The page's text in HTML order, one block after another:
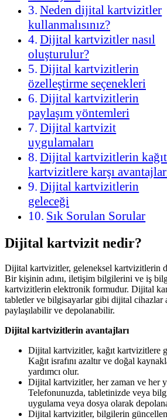
Neden dijital kartvizitler
kullanmalısınız?
Dijital kartvizitler nasıl
oluşturulur?
Dijital kartvizitlerin
özelleştirme seçenekleri
Dijital kartvizitlerin
paylaşım yöntemleri
Dijital kartvizit
uygulamaları
Dijital kartvizitlerin kağıt
kartvizitlere karşı
Dijital kartvizitlerin
geleceği
Sık Sorulan Sorular
Dijital kartvizit nedir?
Dijital kartvizitler, geleneksel kartvizitlerin
Bir kişinin adını, iletişim bilgilerini ve iş
kartvizitlerin elektronik formudur. Dijital
tabletler ve bilgisayarlar gibi dijital cihazlar
paylaşılabilir ve depolanabilir.
Dijital kartvizitlerin avantajları
Dijital kartvizitler, kağıt kartvizitlere
Kağıt israfını azaltır ve doğal
yardımcı olur.
Dijital kartvizitler, her zaman ve her
Telefonunuzda, tabletinizde veya
uygulama veya dosya olarak
Dijital kartvizitler, bilgilerin